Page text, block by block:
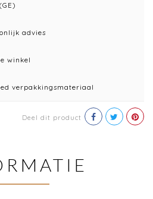
advies
winkel
verpakkingsmateriaal
Deel dit product